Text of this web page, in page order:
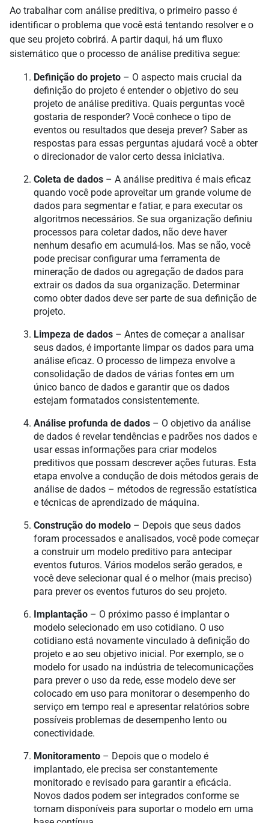
Ao trabalhar com análise preditiva, o primeiro passo é
identificar o problema que você está tentando resolver e o
que seu projeto cobrirá. A partir daqui, há um fluxo
sistemático que o processo de análise preditiva segue:
Definição do projeto – O aspecto mais crucial da
definição do projeto é entender o objetivo do seu
projeto de análise preditiva. Quais perguntas você
gostaria de responder? Você conhece o tipo de
eventos ou resultados que deseja prever? Saber as
respostas para essas perguntas ajudará você a obter
o direcionador de valor certo dessa iniciativa.
Coleta de dados – A análise preditiva é mais eficaz
quando você pode aproveitar um grande volume de
dados para segmentar e fatiar, e para executar os
algoritmos necessários. Se sua organização definiu
processos para coletar dados, não deve haver
nenhum desafio em acumulá-los. Mas se não, você
pode precisar configurar uma ferramenta de
mineração de dados ou agregação de dados para
extrair os dados da sua organização. Determinar
como obter dados deve ser parte de sua definição de
projeto.
Limpeza de dados – Antes de começar a analisar
seus dados, é importante limpar os dados para uma
análise eficaz. O processo de limpeza envolve a
consolidação de dados de várias fontes em um
único banco de dados e garantir que os dados
estejam formatados consistentemente.
Análise profunda de dados – O objetivo da análise
de dados é revelar tendências e padrões nos dados e
usar essas informações para criar modelos
preditivos que possam descrever ações futuras. Esta
etapa envolve a condução de dois métodos gerais de
análise de dados – métodos de regressão estatística
e técnicas de aprendizado de máquina.
Construção do modelo – Depois que seus dados
foram processados e analisados, você pode começar
a construir um modelo preditivo para antecipar
eventos futuros. Vários modelos serão gerados, e
você deve selecionar qual é o melhor (mais preciso)
para prever os eventos futuros do seu projeto.
Implantação – O próximo passo é implantar o
modelo selecionado em uso cotidiano. O uso
cotidiano está novamente vinculado à definição do
projeto e ao seu objetivo inicial. Por exemplo, se o
modelo for usado na indústria de telecomunicações
para prever o uso da rede, esse modelo deve ser
colocado em uso para monitorar o desempenho do
serviço em tempo real e apresentar relatórios sobre
possíveis problemas de desempenho lento ou
conectividade.
Monitoramento – Depois que o modelo é
implantado, ele precisa ser constantemente
monitorado e revisado para garantir a eficácia.
Novos dados podem ser integrados conforme se
tornam disponíveis para suportar o modelo em uma